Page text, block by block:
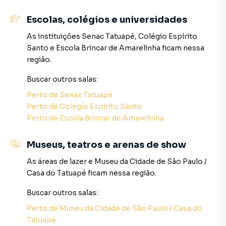
segurança e tranquilidade. Na FORPUS SOLUÇÕES
IMOBILIÁRIAS LTDA você consegue comprar ou alugar um
imóvel em São Paulo mesmo não estando na cidade e com
a praticidade de fazer tudo online, direto do seu
computador ou smartphone. Nós criamos soluções
inquilinos e compradores com o mercado imobiliário.
Anuncie seu imóvel! É fácil, rápido e gratuito! A FORPUS
SOLUÇÕES IMOBILIÁRIAS LTDA é uma imobiliária digital
Paulo.
Na FORPUS SOLUÇÕES IMOBILIÁRIAS LTDA você
consegue vender ou alugar seu imóvel muito mais rápido
do que em imobiliárias tradicionais. Já vendemos e
em Tatuapé. Isso porque temos uma equipe de marketing
digital focada em produzir campanhas específicas para
Escolas, colégios e universidades
As instituições Senac Tatuapé, Colégio Espírito
Santo e Escola Brincar de Amarelinha ficam nessa
região.
Buscar outros salas:
Perto de Senac Tatuapé
Perto de Colégio Espírito Santo
Perto de Escola Brincar de Amarelinha
Museus, teatros e arenas de show
As áreas de lazere Museu da Cidade de São Paulo /
Casa do Tatuapé ficam nessa região.
Buscar outros salas:
Perto de Museu da Cidade de São Paulo / Casa do
Tatuapé